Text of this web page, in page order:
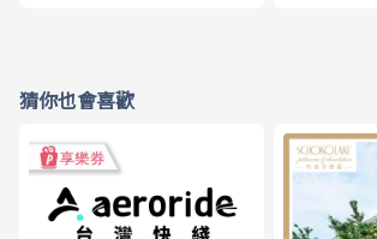
猜你也會喜歡